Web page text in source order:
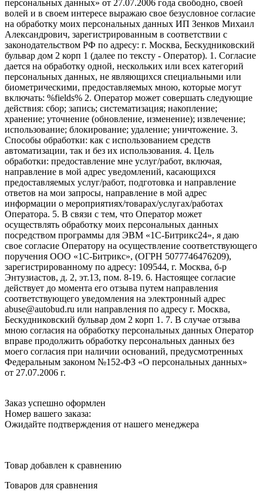
персональных данных» от 27.07.2006 года свободно, своей
волей и в своем интересе выражаю свое безусловное согласие
на обработку моих персональных данных ИП Зенков Михаил
Александрович, зарегистрированным в соответствии с
законодательством РФ по адресу: г. Москва, Бескудниковский
бульвар дом 2 корп 1 (далее по тексту - Оператор). 1. Согласие
дается на обработку одной, нескольких или всех категорий
персональных данных, не являющихся специальными или
биометрическими, предоставляемых мною, которые могут
включать: %fields% 2. Оператор может совершать следующие
действия: сбор; запись; систематизация; накопление;
хранение; уточнение (обновление, изменение); извлечение;
использование; блокирование; удаление; уничтожение. 3.
Способы обработки: как с использованием средств
автоматизации, так и без их использования. 4. Цель
обработки: предоставление мне услуг/работ, включая,
направление в мой адрес уведомлений, касающихся
предоставляемых услуг/работ, подготовка и направление
ответов на мои запросы, направление в мой адрес
информации о мероприятиях/товарах/услугах/работах
Оператора. 5. В связи с тем, что Оператор может
осуществлять обработку моих персональных данных
посредством программы для ЭВМ «1С-Битрикс24», я даю
свое согласие Оператору на осуществление соответствующего
поручения ООО «1С-Битрикс», (ОГРН 5077746476209),
зарегистрированному по адресу: 109544, г. Москва, б-р
Энтузиастов, д. 2, эт.13, пом. 8-19. 6. Настоящее согласие
действует до момента его отзыва путем направления
соответствующего уведомления на электронный адрес
abuse@autobud.ru или направления по адресу г. Москва,
Бескудниковский бульвар дом 2 корп 1. 7. В случае отзыва
мною согласия на обработку персональных данных Оператор
вправе продолжить обработку персональных данных без
моего согласия при наличии оснований, предусмотренных
Федеральным законом №152-ФЗ «О персональных данных»
от 27.07.2006 г.
Заказ успешно оформлен
Номер вашего заказа:
Ожидайте подтверждения от нашего менеджера
Товар добавлен к сравнению
Товаров для сравнения